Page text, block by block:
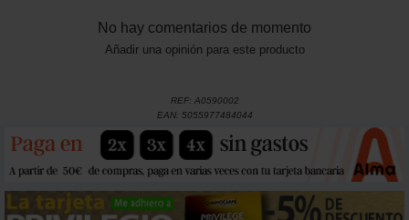
No hay comentarios de momento
Añadir una opinión para este producto
REF: A0590002
EAN: 5055977484044